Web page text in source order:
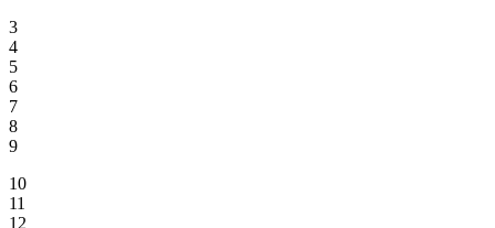
3
4
5
6
7
8
9
10
11
12